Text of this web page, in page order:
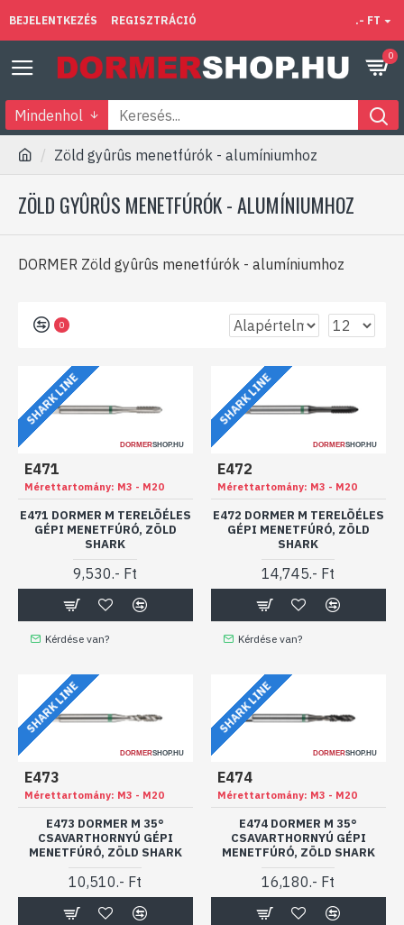
BEJELENTKEZÉS REGISZTRÁCIÓ .- FT
0
Mindenhol
Zöld gyûrûs menetfúrók - alumíniumhoz
ZÖLD GYÛRÛS MENETFÚRÓK - ALUMÍNIUMHOZ
DORMER Zöld gyûrûs menetfúrók - alumíniumhoz
0
DORMERSHOP.HU
SHARK LINE
E471
Mérettartomány: M3 - M20
E471 DORMER M TERELÕÉLES
GÉPI MENETFÚRÓ, ZÖLD
SHARK
9,530.- Ft
Kérdése van?
DORMERSHOP.HU
SHARK LINE
E472
Mérettartomány: M3 - M20
E472 DORMER M TERELÕÉLES
GÉPI MENETFÚRÓ, ZÖLD
SHARK
14,745.- Ft
Kérdése van?
DORMERSHOP.HU
SHARK LINE
E473
Mérettartomány: M3 - M20
E473 DORMER M 35°
CSAVARTHORNYÚ GÉPI
MENETFÚRÓ, ZÖLD SHARK
10,510.- Ft
DORMERSHOP.HU
SHARK LINE
E474
Mérettartomány: M3 - M20
E474 DORMER M 35°
CSAVARTHORNYÚ GÉPI
MENETFÚRÓ, ZÖLD SHARK
16,180.- Ft